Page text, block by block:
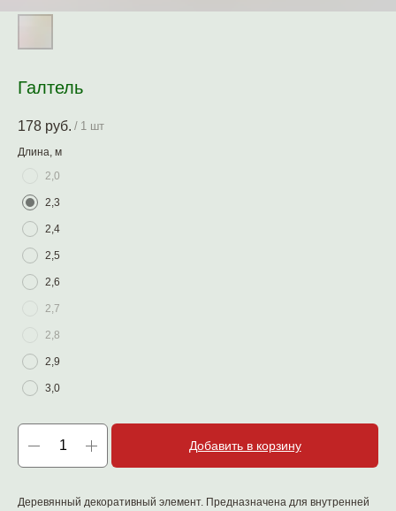
Галтель
178 руб. / 1 шт
Длина, м
2,0
2,3
2,4
2,5
2,6
2,7
2,8
2,9
3,0
Добавить в корзину
Деревянный декоративный элемент. Предназначена для внутренней